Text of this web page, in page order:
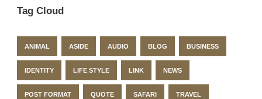
Tag Cloud
ANIMAL ASIDE AUDIO BLOG BUSINESS
IDENTITY LIFE STYLE LINK NEWS
POST FORMAT QUOTE SAFARI TRAVEL